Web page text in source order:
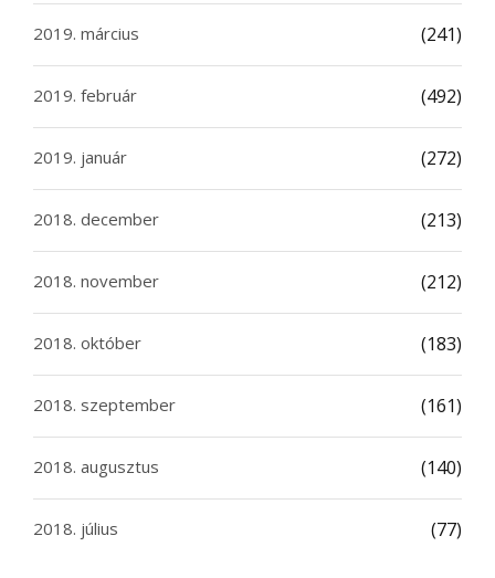
2019. március (241)
2019. február (492)
2019. január (272)
2018. december (213)
2018. november (212)
2018. október (183)
2018. szeptember (161)
2018. augusztus (140)
2018. július (77)